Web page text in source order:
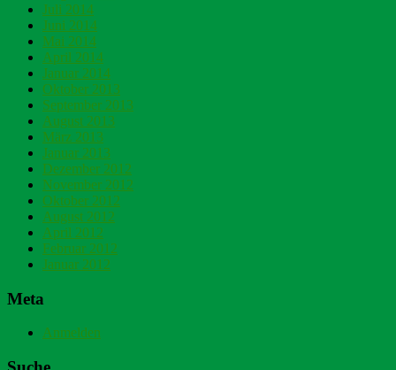
Juli 2014
Juni 2014
Mai 2014
April 2014
Januar 2014
Oktober 2013
September 2013
August 2013
März 2013
Januar 2013
Dezember 2012
November 2012
Oktober 2012
August 2012
April 2012
Februar 2012
Januar 2012
Meta
Anmelden